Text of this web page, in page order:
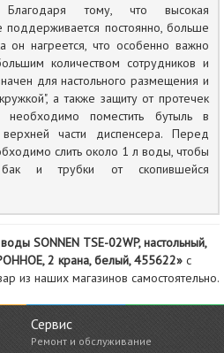
Благодаря тому, что высокая
постоянно, больше
он нагреется, что особенно важно
количеством сотрудников и
для настольного размещения и
а также защиту от протечек
поместить бутыль в
части диспенсера. Перед
слить около 1 л воды, чтобы
бак и трубки от скопившейся
SONNEN TSE-02WP, настольный,
2 крана, белый, 455622» с
из наших магазинов самостоятельно.
Сервис
Ремонт и обслуживание